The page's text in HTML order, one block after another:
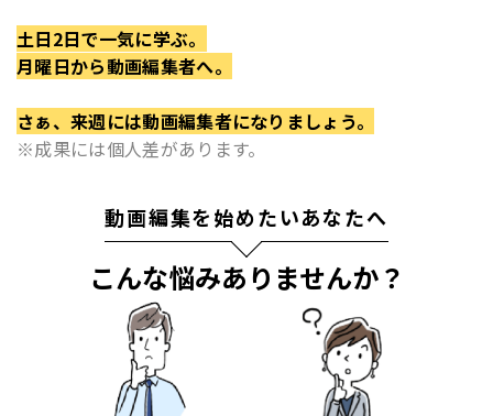
土日2日で一気に学ぶ。
月曜日から動画編集者へ。
さぁ、来週には動画編集者になりましょう。
※成果には個人差があります。
動画編集を始めたいあなたへ
こんな悩みありませんか？